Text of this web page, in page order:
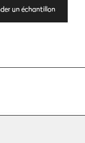
un échantillon